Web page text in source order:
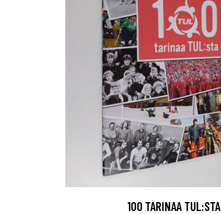
100 TARINAA TUL:STA